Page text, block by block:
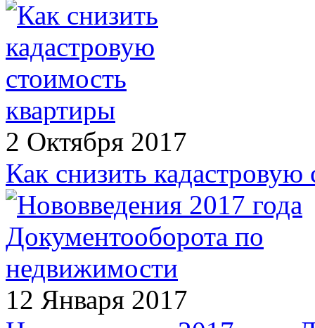
2 Октября 2017
Как снизить
12 Января 2017